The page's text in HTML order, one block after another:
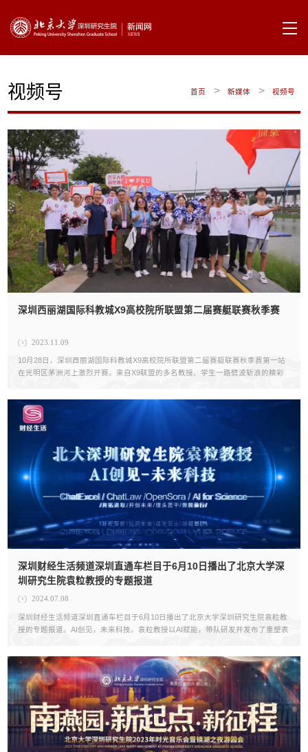
视频号 首页 > 新媒体 > 视频号
深圳西丽湖国际科教城X9高校院所联盟第二届赛艇联赛秋季赛
2023.11.09
10月28日，深圳西丽湖国际科教城X9高校院所联盟第二届赛艇联赛秋季赛第一站
在光明区茅洲河上激烈开赛。来自X9联盟的多名教授、学生一路劈波斩浪的精彩
深圳财经生活频道深圳直通车栏目于6月10日播出了北京大学深
圳研究生院袁粒教授的专题报道
2024.07.08
深圳财经生活频道深圳直通车栏目于6月10日播出了北京大学深圳研究生院袁粒教
授的专题报道。AI创见，未来科技。袁粒教授以AI赋能，带队研发并发布了重塑表